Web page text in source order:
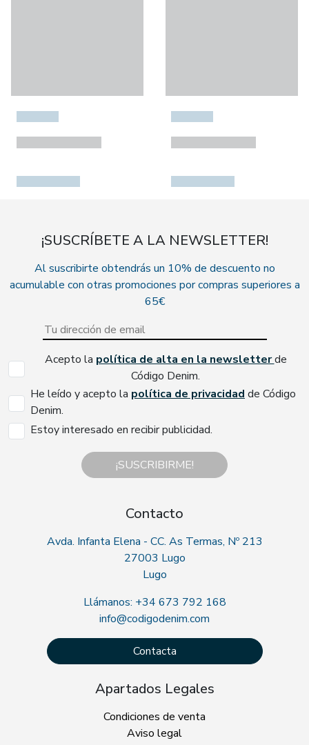
¡SUSCRÍBETE A LA NEWSLETTER!
Al suscribirte obtendrás un 10% de descuento no
acumulable con otras promociones por compras superiores a
65€
Acepto la política de alta en la newsletterde
Código Denim.
He leído y acepto la política de privacidadde Código
Denim.
Estoy interesado en recibir publicidad.
¡SUSCRIBIRME!
Contacto
Avda. Infanta Elena - CC. As Termas, Nº 213
27003 Lugo
Lugo
Llámanos: +34 673 792 168
info@codigodenim.com
Contacta
Apartados Legales
Condiciones de venta
Aviso legal